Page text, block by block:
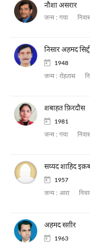
नौशा असरार
जन्म : गया
निसार अहमद
1948
जन्म : रोहतास
शबाहत फ़िरदौस
1981
जन्म : गया
सय्यद शाहिद
1957
जन्म : आरा
अहमद सग़ीर
1963